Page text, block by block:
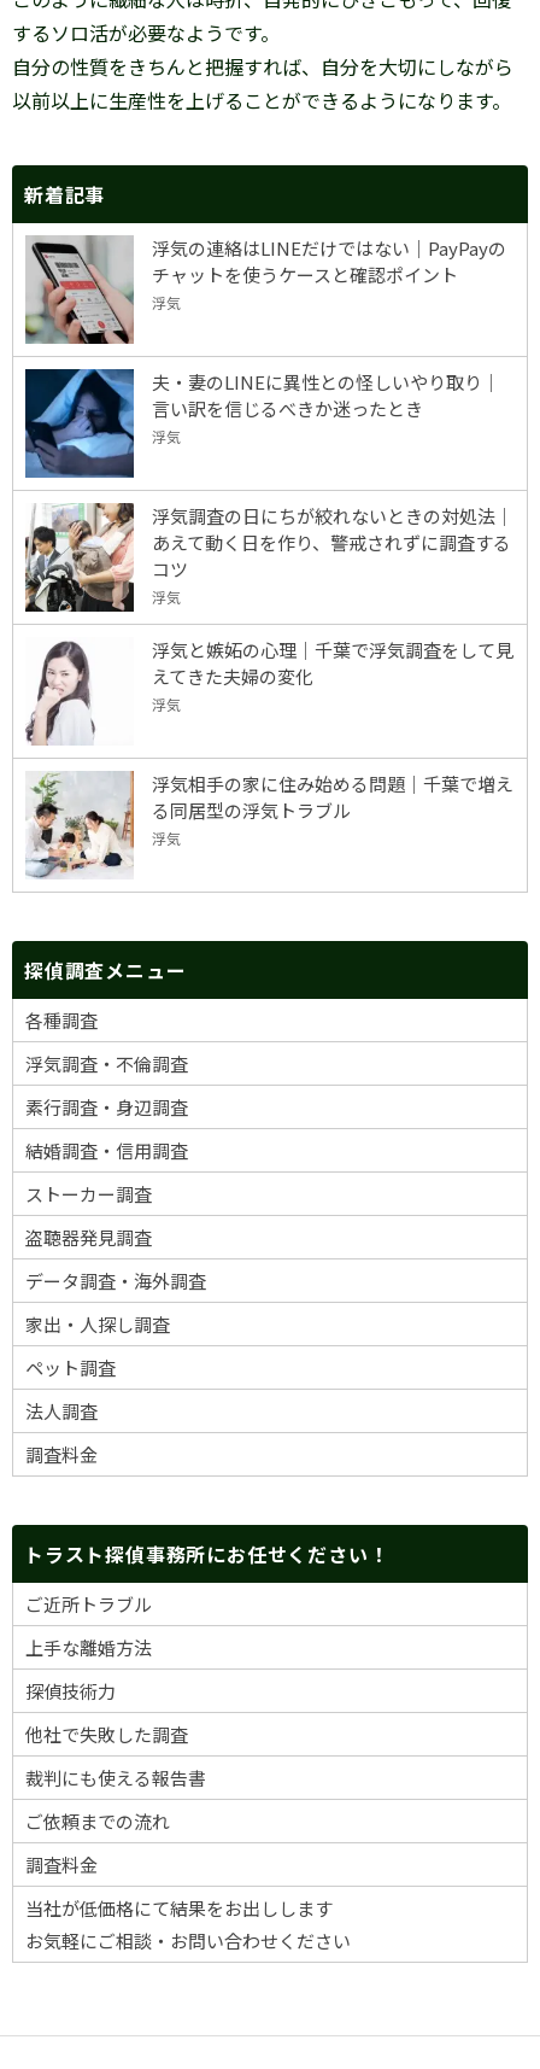
するソロ活が必要なようです。
自分の性質をきちんと把握すれば、自分を大切にしながら
以前以上に生産性を上げることができるようになります。
新着記事
浮気の連絡はLINEだけではない｜PayPayの
チャットを使うケースと確認ポイント
浮気
夫・妻のLINEに異性との怪しいやり取り｜
言い訳を信じるべきか迷ったとき
浮気
浮気調査の日にちが絞れないときの対処法｜
あえて動く日を作り、警戒されずに調査する
コツ
浮気
浮気と嫉妬の心理｜千葉で浮気調査をして見
えてきた夫婦の変化
浮気
浮気相手の家に住み始める問題｜千葉で増え
る同居型の浮気トラブル
浮気
探偵調査メニュー
各種調査
浮気調査・不倫調査
素行調査・身辺調査
結婚調査・信用調査
ストーカー調査
盗聴器発見調査
データ調査・海外調査
家出・人探し調査
ペット調査
法人調査
調査料金
トラスト探偵事務所にお任せください！
ご近所トラブル
上手な離婚方法
探偵技術力
他社で失敗した調査
裁判にも使える報告書
ご依頼までの流れ
調査料金
当社が低価格にて結果をお出しします
お気軽にご相談・お問い合わせください